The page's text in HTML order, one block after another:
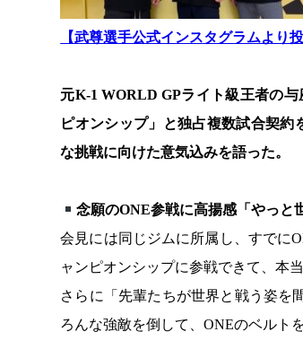
【武尊選手公式インスタグラムより投
元K-1 WORLD GPライト級王者の
ピオンシップ」と独占複数試合契
な挑戦に向けた意気込みを語った。
念願のONE参戦に高揚感「やっと
会見には同じジムに所属し、すでに
ャンピオンシップに参戦できて、本
さらに「先輩たちが世界と戦う姿を
ろんな強敵を倒して、ONEのベルト